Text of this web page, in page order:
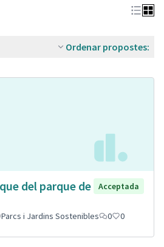
Ordenar propostes:
del parque de
Acceptada
Parcs i Jardins Sostenibles 0 0